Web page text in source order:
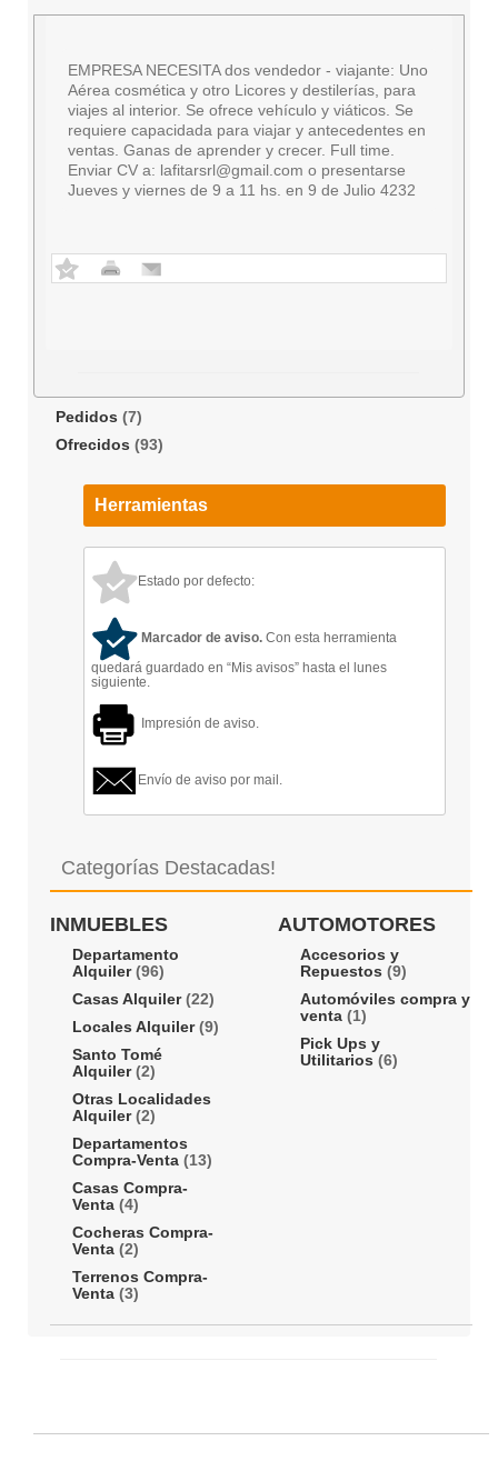
EMPRESA NECESITA dos vendedor - viajante: Uno
Aérea cosmética y otro Licores y destilerías, para
viajes al interior. Se ofrece vehículo y viáticos. Se
requiere capacidada para viajar y antecedentes en
ventas. Ganas de aprender y crecer. Full time.
Enviar CV a: lafitarsrl@gmail.com o presentarse
Jueves y viernes de 9 a 11 hs. en 9 de Julio 4232
Pedidos (7)
Ofrecidos (93)
Herramientas
Estado por defecto:
Marcador de aviso. Con esta herramienta
quedará guardado en “Mis avisos” hasta el lunes
siguiente.
Impresión de aviso.
Envío de aviso por mail.
Categorías Destacadas!
INMUEBLES
Departamento
Alquiler(96)
Casas Alquiler(22)
Locales Alquiler(9)
Santo Tomé
Alquiler(2)
Otras Localidades
Alquiler(2)
Departamentos
Compra-Venta (13)
Casas Compra-
Venta (4)
Cocheras Compra-
Venta (2)
Terrenos Compra-
Venta (3)
AUTOMOTORES
Accesorios y
Repuestos (9)
Automóviles compra y
venta (1)
Pick Ups y
Utilitarios (6)